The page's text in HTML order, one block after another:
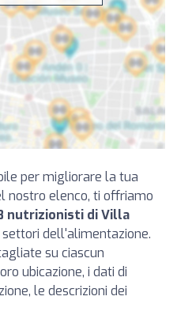
per migliorare la tua
nostro elenco, ti offriamo
nutrizionisti di Villa
dell'alimentazione.
su ciascun
ubicazione, i dati di
le descrizioni dei